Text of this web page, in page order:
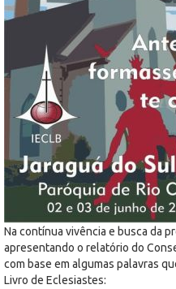
Na contínua vivência e busca da
apresentando o relatório do
com base em algumas palavras
Livro de Eclesiastes: